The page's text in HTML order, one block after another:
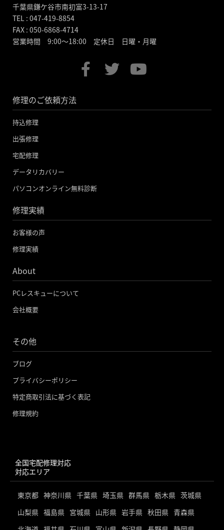
千葉県鎌ケ谷市南初富3-13-17
TEL : 047-419-8854
FAX : 050-6868-4714
営業時間 9:00～18:00 定休日 日曜・月曜
F
a
e
-
f
T
w
t
Y
o
t
修理のご依頼方法
持込修理
出張修理
宅配修理
データリカバリー
パソコンオンライン無料診断
修理実績
お客様の声
修理実績
About
PCレスキューについて
会社概要
その他
ブログ
プライバシーポリシー
特定商取引法に基づく表記
修理規約
全国宅配修理対応
対応エリア
東京都 神奈川県 千葉県 埼玉県 群馬県 栃木県 茨城県
山梨県 福島県 宮城県 山形県 岩手県 秋田県 青森県